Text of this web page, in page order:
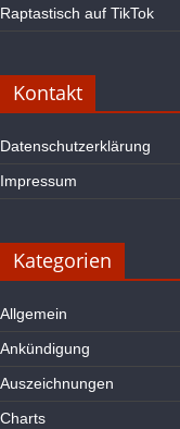
Raptastisch auf TikTok
Kontakt
Datenschutzerklärung
Impressum
Kategorien
Allgemein
Ankündigung
Auszeichnungen
Charts